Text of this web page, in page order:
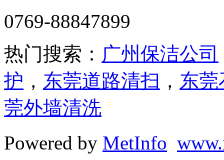
0769-88847899
热门搜索： 广州保洁公司
护 ， 东莞道路清扫 ， 东莞
莞外墙清洗
Powered by MetInfo